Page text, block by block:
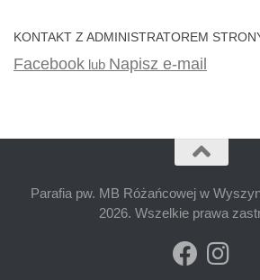
KONTAKT Z ADMINISTRATOREM
Facebook lub Napisz e-mail
Parafia pw. MB Różańcowej w
2026. Wszelkie prawa